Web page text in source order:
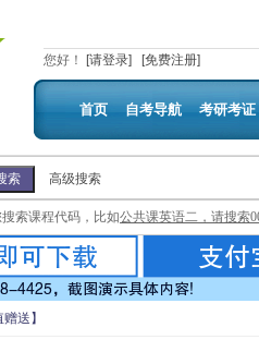
您好 ！ [请登录] [免费注册]
首页 自考导航 考研考证
高级搜索
索课程代码，比如公共课英语二，请搜索
送】